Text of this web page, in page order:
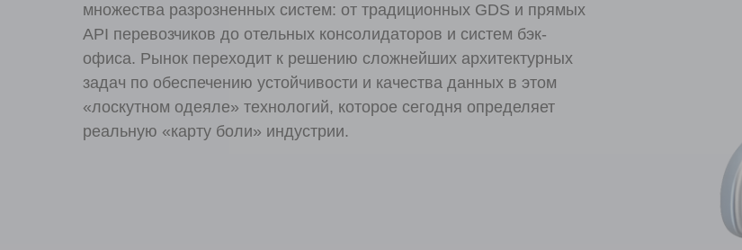
множества разрозненных систем: от традиционных GDS и прямых
API перевозчиков до отельных консолидаторов и систем бэк-
офиса. Рынок переходит к решению сложнейших архитектурных
задач по обеспечению устойчивости и качества данных в этом
«лоскутном одеяле» технологий, которое сегодня определяет
реальную «карту боли» индустрии.